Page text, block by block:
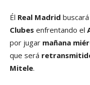
Él Real Madrid buscará
Clubes enfrentando el
por jugar mañana
que será
Mitele.